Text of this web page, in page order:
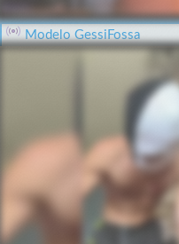
Modelo GessiFossa